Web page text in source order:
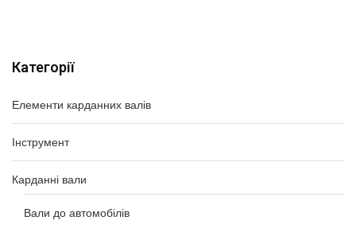
Категорії
Елементи карданних валів
Інструмент
Карданні вали
Вали до автомобілів